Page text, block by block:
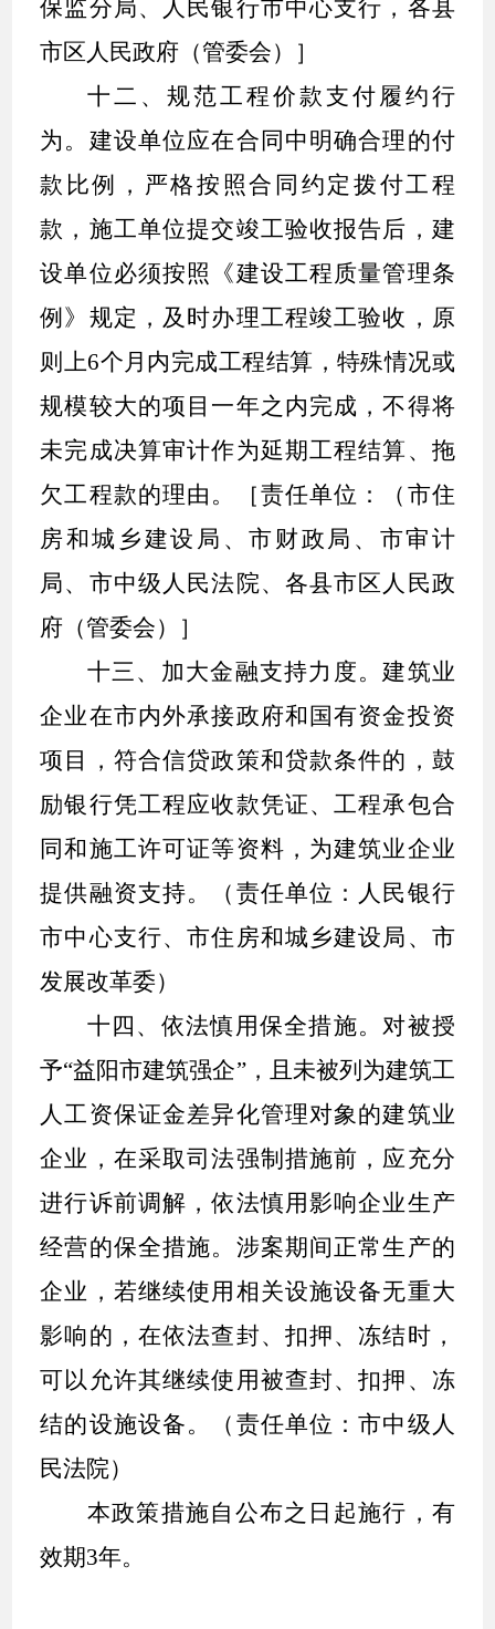
保监分局、人民银行市中心支行，各县
市区人民政府（管委会）］
十二、 规范工程价款支付履约行
为。 建设单位应在合同中明确合理的付
款比例，严格按照合同约定拨付工程
款，施工单位提交竣工验收报告后，建
设单位必须按照《建设工程质量管理条
例》规定，及时办理工程竣工验收，原
则上6个月内完成工程结算，特殊情况或
规模较大的项目一年之内完成，不得将
未完成决算审计作为延期工程结算、拖
欠工程款的理由。［责任单位：（市住
房和城乡建设局、市财政局、市审计
局、市中级人民法院、各县市区人民政
府（管委会）］
十三、加大金融支持力度。建筑业
企业在市内外承接政府和国有资金投资
项目，符合信贷政策和贷款条件的，鼓
励银行凭工程应收款凭证、工程承包合
同和施工许可证等资料，为建筑业企业
提供融资支持。（责任单位：人民银行
市中心支行、市住房和城乡建设局、市
发展改革委）
十四、依法慎用保全措施。对被授
予“益阳市建筑强企”，且未被列为建筑工
人工资保证金差异化管理对象的建筑业
企业，在采取司法强制措施前，应充分
进行诉前调解，依法慎用影响企业生产
经营的保全措施。涉案期间正常生产的
企业，若继续使用相关设施设备无重大
影响的，在依法查封、扣押、冻结时，
可以允许其继续使用被查封、扣押、冻
结的设施设备。（责任单位：市中级人
民法院）
本政策措施自公布之日起施行，有
效期3年。